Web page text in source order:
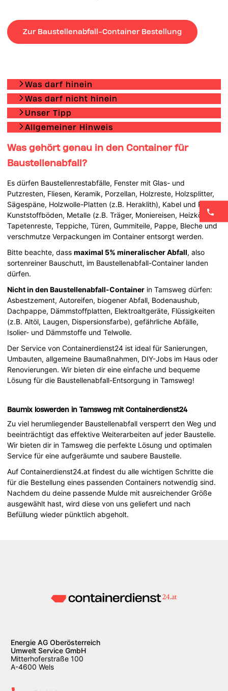
Zur Baustellenabfall-Container Bestellung
Was darf hinein
Was darf nicht hinein
Unser Tipp
Allgemeiner Hinweis
Was gehört genau in den Container für
Baustellenabfall?
Es dürfen Baustellenrestabfälle, Fenster mit Glas- und
Putzresten, Fliesen, Keramik, Porzellan, Holzreste, Holzsplitter,
Sägespäne, Holzwolle-Platten (z.B. Heraklith), Kabel und Rohre,
Kunststoffböden, Metalle (z.B. Träger, Moniereisen, Heizkörper),
Tapetenreste, Teppiche, Türen, Gummiteile, Pappe, Bleche und
verschmutze Verpackungen im Container entsorgt werden.
Bitte beachte, dassmaximal 5% mineralischer Abfall, also
sortenreiner Bauschutt, im Baustellenabfall-Container landen
dürfen.
Nicht in den Baustellenabfall-Container in Tamsweg dürfen:
Asbestzement, Autoreifen, biogener Abfall, Bodenaushub,
Dachpappe, Dämmstoffplatten, Elektroaltgeräte, Flüssigkeiten
(z.B. Altöl, Laugen, Dispersionsfarbe), gefährliche Abfälle,
Isolier- und Dämmstoffe und Telwolle.
Der Service von Containerdienst24 ist ideal für Sanierungen,
Umbauten, allgemeine Baumaßnahmen, DIY-Jobs im Haus oder
Renovierungen. Wir bieten dir eine einfache und bequeme
Lösung für die Baustellenabfall-Entsorgung in Tamsweg!
Baumix loswerden in Tamsweg mit Containerdienst24
Zu viel herumliegender Baustellenabfall versperrt den Weg und
beeinträchtigt das effektive Weiterarbeiten auf jeder Baustelle.
Wir bieten dir in Tamsweg die perfekte Lösung und optimalen
Service für eine aufgeräumte und saubere Baustelle.
Auf Containerdienst24.at findest du alle wichtigen Schritte die
für die Bestellung eines passenden Containers notwendig sind.
Nachdem du deine passende Mulde mit ausreichender Größe
ausgewählt hast, wird diese von uns geliefert und nach
Befüllung wieder pünktlich abgeholt.
Energie AG Oberösterreich
Umwelt Service GmbH
Mitterhoferstraße 100
A-4600 Wels